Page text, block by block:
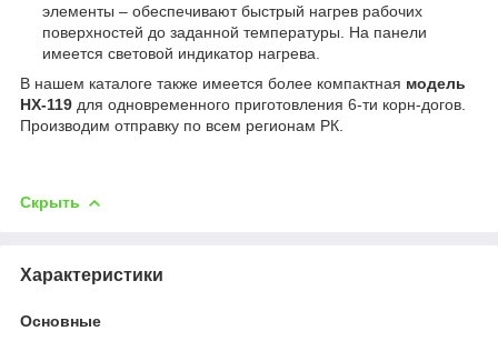
элементы – обеспечивают быстрый нагрев рабочих
поверхностей до заданной температуры. На панели
имеется световой индикатор нагрева.
В нашем каталоге также имеется более компактная модель
HX-119 для одновременного приготовления 6-ти корн-догов.
Производим отправку по всем регионам РК.
Скрыть
Характеристики
Основные